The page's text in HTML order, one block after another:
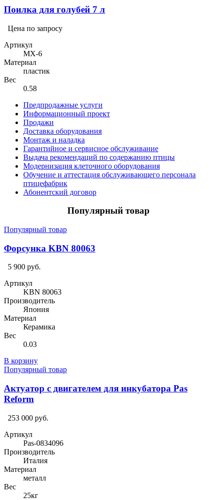
Поилка для голубей 7 л
Цена по запросу
Артикул
MX-6
Материал
пластик
Вес
0.58
Предпродажные услуги
Информационный проект
Продажи
Доставка оборудования
Монтаж и наладка
Гарантийное и сервисное обслуживание
Выдача рекомендаций по содержанию птицы
Модернизация клеточного оборудования
Обучение и аттестация обслуживающего персонала
птицефабрик
Абонентский договор
Популярный товар
Популярный товар
Форсунка KBN 80063
5 900 руб.
Артикул
KBN 80063
Производитель
Япония
Материал
Керамика
Вес
0.03
В корзину
Популярный товар
Актуатор с двигателем для инкубатора Pas
Reform
253 000 руб.
Артикул
Pas-0834096
Производитель
Италия
Материал
металл
Вес
25кг